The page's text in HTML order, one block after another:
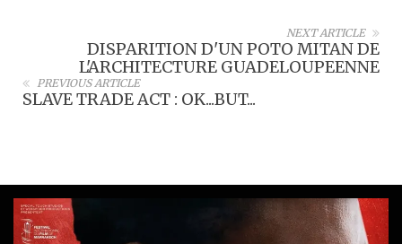
NEXT ARTICLE
DISPARITION D'UN POTO MITAN DE
L'ARCHITECTURE GUADELOUPEENNE
PREVIOUS ARTICLE
SLAVE TRADE ACT : OK...BUT...